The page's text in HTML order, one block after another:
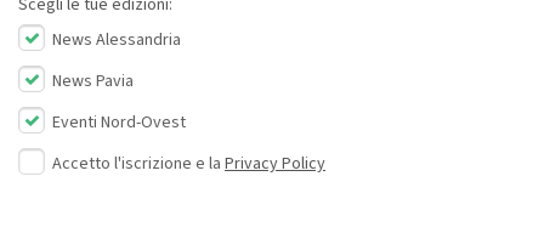
Scegli le tue edizioni:
News Alessandria
News Pavia
Eventi Nord-Ovest
Accetto l'iscrizione e la Privacy Policy